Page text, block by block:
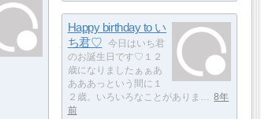
Happy birthday to い
ち君♡
今日はいち君
のお誕生日です♡１２
歳になりましたぁぁあ
あああっという間に１
２歳。いろいろなことがありま…
8年
前